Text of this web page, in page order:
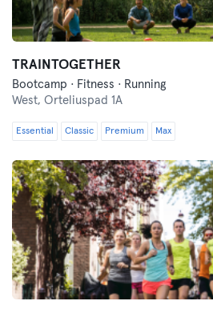
TRAINTOGETHER
Bootcamp · Fitness · Running
West, Orteliuspad 1A
Essential Classic Premium Max